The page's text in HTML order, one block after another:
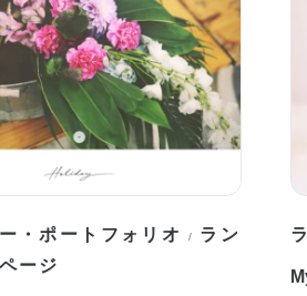
・ポートフォリオ / ラン
ージ